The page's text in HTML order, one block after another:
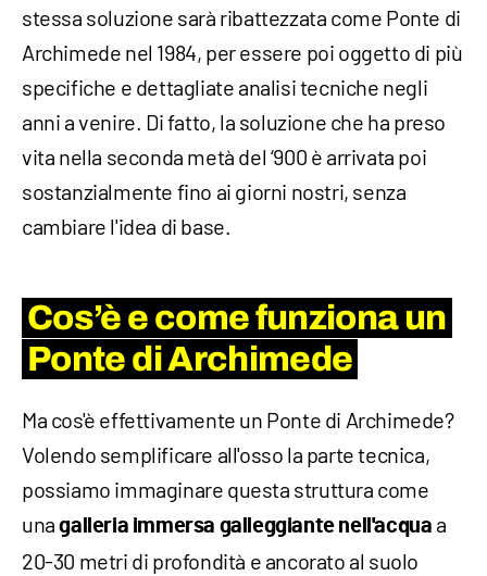
stessa soluzione sarà ribattezzata come Ponte di
Archimede nel 1984, per essere poi oggetto di più
specifiche e dettagliate analisi tecniche negli
anni a venire. Di fatto, la soluzione che ha preso
vita nella seconda metà del ‘900 è arrivata poi
sostanzialmente fino ai giorni nostri, senza
cambiare l'idea di base.
Cos’è e come funziona un
Ponte di Archimede
Ma cos'è effettivamente un Ponte di Archimede?
Volendo semplificare all'osso la parte tecnica,
possiamo immaginare questa struttura come
unagalleria immersa galleggiante nell'acqua a
20-30 metri di profondità e ancorato al suolo